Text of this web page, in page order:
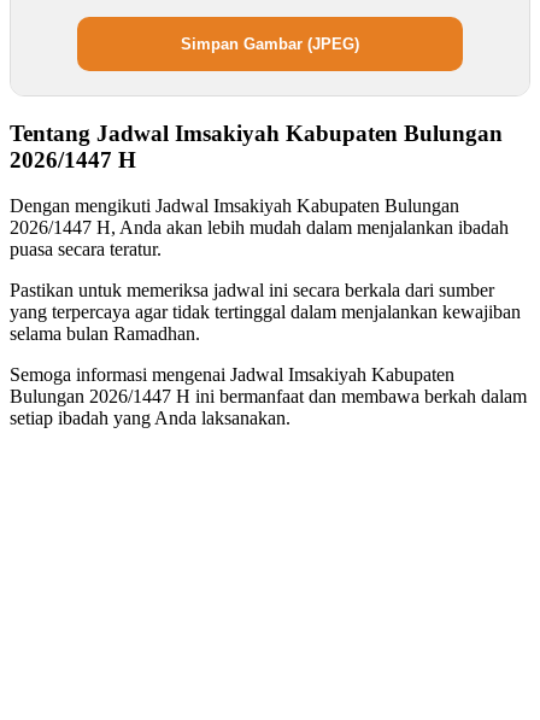
Simpan Gambar (JPEG)
Tentang Jadwal Imsakiyah Kabupaten Bulungan
2026/1447 H
Dengan mengikuti Jadwal Imsakiyah Kabupaten Bulungan
2026/1447 H, Anda akan lebih mudah dalam menjalankan ibadah
puasa secara teratur.
Pastikan untuk memeriksa jadwal ini secara berkala dari sumber
yang terpercaya agar tidak tertinggal dalam menjalankan kewajiban
selama bulan Ramadhan.
Semoga informasi mengenai Jadwal Imsakiyah Kabupaten
Bulungan 2026/1447 H ini bermanfaat dan membawa berkah dalam
setiap ibadah yang Anda laksanakan.